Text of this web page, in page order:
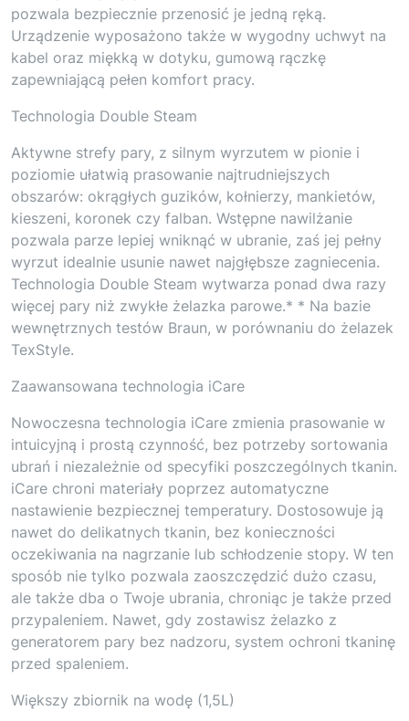
pozwala bezpiecznie przenosić je jedną ręką.
Urządzenie wyposażono także w wygodny uchwyt na
kabel oraz miękką w dotyku, gumową rączkę
zapewniającą pełen komfort pracy.
Technologia Double Steam
Aktywne strefy pary, z silnym wyrzutem w pionie i
poziomie ułatwią prasowanie najtrudniejszych
obszarów: okrągłych guzików, kołnierzy, mankietów,
kieszeni, koronek czy falban. Wstępne nawilżanie
pozwala parze lepiej wniknąć w ubranie, zaś jej pełny
wyrzut idealnie usunie nawet najgłębsze zagniecenia.
Technologia Double Steam wytwarza ponad dwa razy
więcej pary niż zwykłe żelazka parowe.* * Na bazie
wewnętrznych testów Braun, w porównaniu do żelazek
TexStyle.
Zaawansowana technologia iCare
Nowoczesna technologia iCare zmienia prasowanie w
intuicyjną i prostą czynność, bez potrzeby sortowania
ubrań i niezależnie od specyfiki poszczególnych tkanin.
iCare chroni materiały poprzez automatyczne
nastawienie bezpiecznej temperatury. Dostosowuje ją
nawet do delikatnych tkanin, bez konieczności
oczekiwania na nagrzanie lub schłodzenie stopy. W ten
sposób nie tylko pozwala zaoszczędzić dużo czasu,
ale także dba o Twoje ubrania, chroniąc je także przed
przypaleniem. Nawet, gdy zostawisz żelazko z
generatorem pary bez nadzoru, system ochroni tkaninę
przed spaleniem.
Większy zbiornik na wodę (1,5L)